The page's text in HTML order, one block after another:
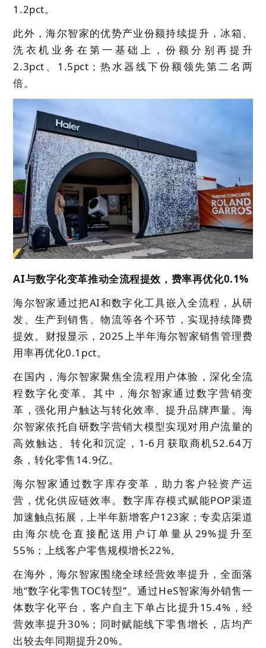
1.2pct。
此外，海尔智家的优势产业份额持续提升，冰箱、
洗衣机业务在第一基础上，份额分别再提升
2.3pct、1.5pct；热水器线下份额领先第二名两
倍。
AI与数字化变革推动全流程提效，费率再优化0.1%
海尔智家通过把AI和数字化工具嵌入全流程，从研
发、生产到销售、物流等各个环节，实现持续降费
提效。财报显示，2025上半年海尔智家销售管理费
用率再优化0.1 pct。
在国内，海尔智家聚焦全流程用户体验，深化全流
程数字化变革。其中，海尔智家通过数字营销变
革，强化用户触达与转化效率、提升品牌声量。海
尔智家依托自研数字营销大模型实现对用户流量的
高效触达、转化和沉淀，1-6月获取商机52.64万
条，转化零售14.9亿。
海尔智家通过数字库存变革，助力客户轻资产运
营，优化供应链效率。数字库存模式赋能POP渠道
加速触点拓展，上半年新增客户123家；专卖店渠道
由海尔统仓直接配送用户订单量从29%提升至
55%；上线客户零售规模增长22%。
在海外，海尔智家围绕全球经营效率提升，全面落
地“数字化零售TOC转型”。通过HeS智家海外销售一
体数字化平台，客户自主下单占比提升15.4%，经
营效率提升30%；同时赋能线下零售增长，店均产
出较去年同期提升20%。